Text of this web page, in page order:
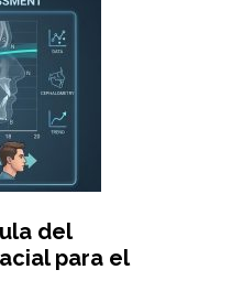
del
para el